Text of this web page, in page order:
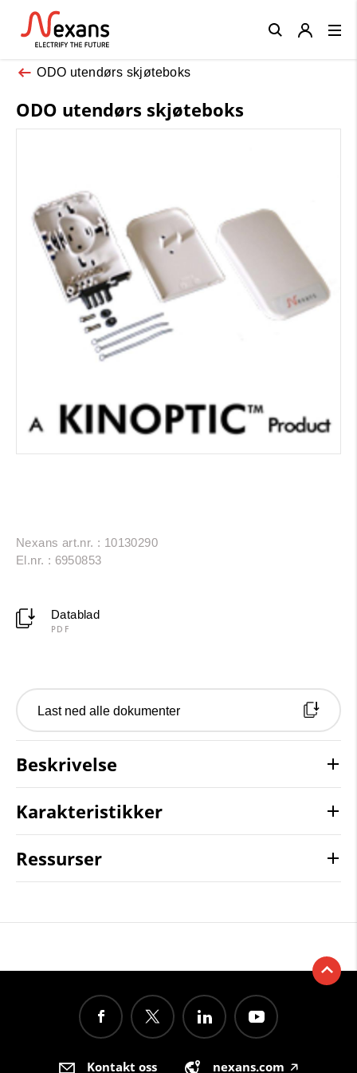
ODO utendørs skjøteboks
ODO utendørs skjøteboks
Nexans art.nr. : 10130290
El.nr. : 6950853
Datablad
PDF
Last ned alle dokumenter
Beskrivelse
Karakteristikker
Ressurser
Close
Kontakt oss nexans.com 🡥